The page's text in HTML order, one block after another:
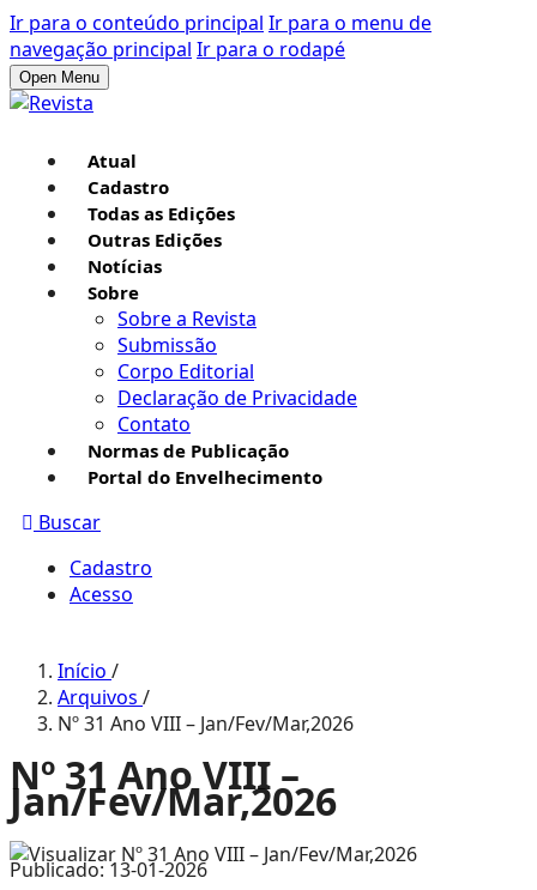
Ir para o conteúdo principal Ir para o menu de
navegação principal Ir para o rodapé
Open Menu
Atual
Cadastro
Todas as Edições
Outras Edições
Notícias
Sobre
Sobre a Revista
Submissão
Corpo Editorial
Declaração de Privacidade
Contato
Normas de Publicação
Portal do Envelhecimento
Buscar
Cadastro
Acesso
Início /
Arquivos /
Nº 31 Ano VIII – Jan/Fev/Mar,2026
Nº 31 Ano VIII –
Jan/Fev/Mar,2026
Publicado:13-01-2026